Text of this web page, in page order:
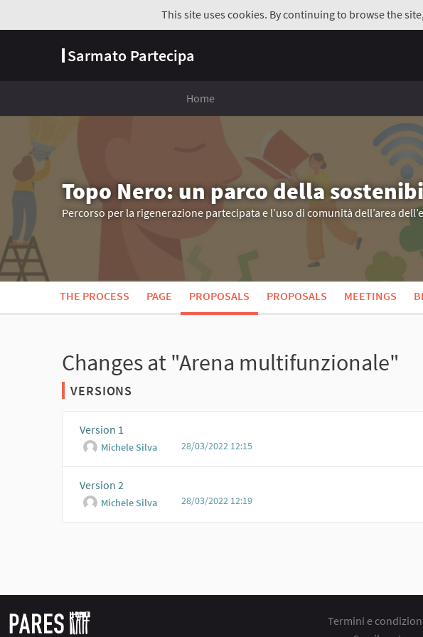
This site uses cookies. By continuing to browse the
Sarmato Partecipa
Home
Topo Nero: un parco della
Percorso per la rigenerazione partecipata e l’uso di comunità dell’area
THE PROCESS PAGE PROPOSALS PROPOSALS MEETINGS
Changes at "Arena multifunzionale"
VERSIONS
Version 1
Michele Silva 28/03/2022 12:15
Version 2
Michele Silva 28/03/2022 12:19
Termini e